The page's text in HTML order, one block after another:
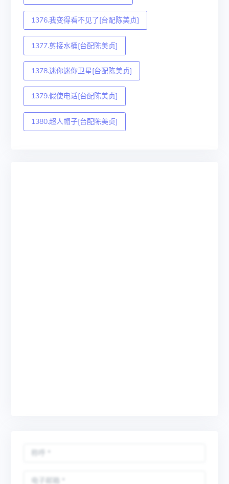
1376.我变得看不见了[台配陈美贞]
1377.剪接水桶[台配陈美贞]
1378.迷你迷你卫星[台配陈美贞]
1379.假使电话[台配陈美贞]
1380.超人帽子[台配陈美贞]